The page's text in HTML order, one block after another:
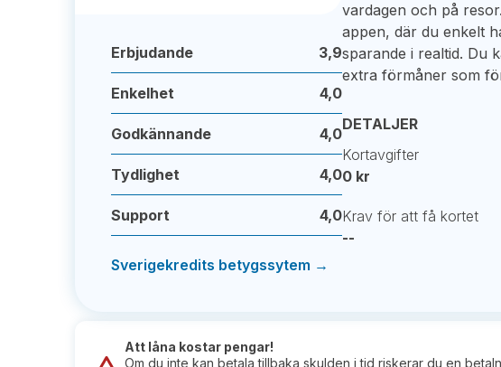
Erbjudande 3,9
Enkelhet 4,0
Godkännande 4,0
Tydlighet 4,0
Support 4,0
Sverigekredits betygssytem →
vardagen och på
appen, där du enkelt
sparande i realtid. Du
extra förmåner som
DETALJER
Kortavgifter
0 kr
Krav för att få kortet
--
Att låna kostar pengar!
Om du inte kan betala tillbaka skulden i tid riskerar du en